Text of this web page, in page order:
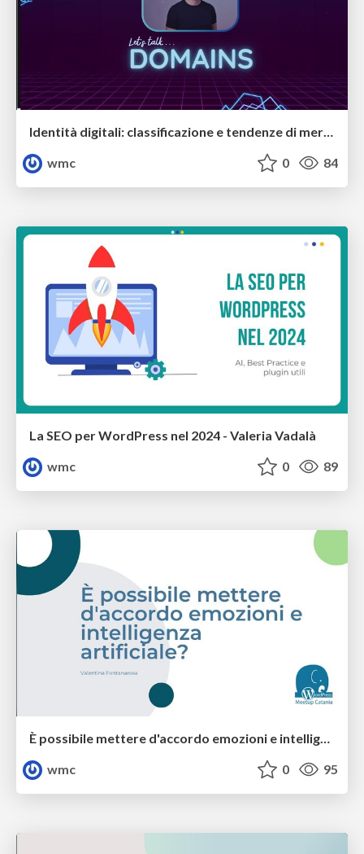
Identità digitali: classificazione e tendenze di mercato dei nomi di dominio - Simone Catania
wmc
0 84
La SEO per WordPress nel 2024 - Valeria Vadalà
wmc
0 89
È possibile mettere d'accordo emozioni e intelligenza artificiale? - Valentina Fontanarosa
wmc
0 95